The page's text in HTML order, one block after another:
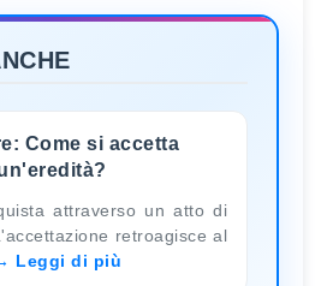
Come si accetta
attraverso un atto di
retroagisce al
Leggi di più